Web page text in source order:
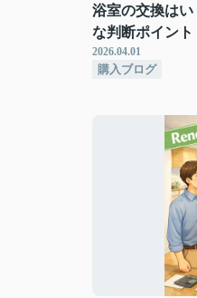
浴室の交換は
な判断ポイント
2026.04.01
購入ブログ